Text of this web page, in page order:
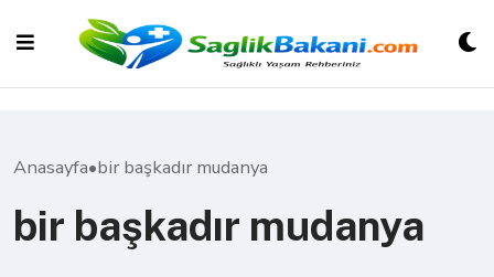
content
Anasayfa•bir başkadır mudanya
bir başkadır mudanya